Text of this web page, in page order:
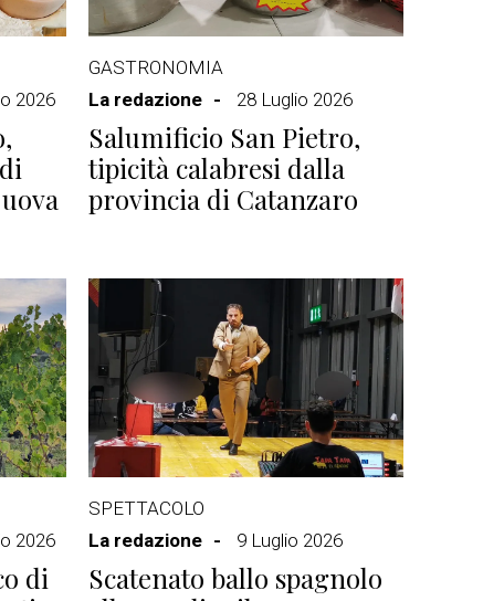
2026
GASTRONOMIA
La redazione
28 Luglio 2026
Salumificio San Pietro,
tipicità calabresi dalla
provincia di Catanzaro
2026
di
SPETTACOLO
La redazione
9 Luglio 2026
Scatenato ballo spagnolo